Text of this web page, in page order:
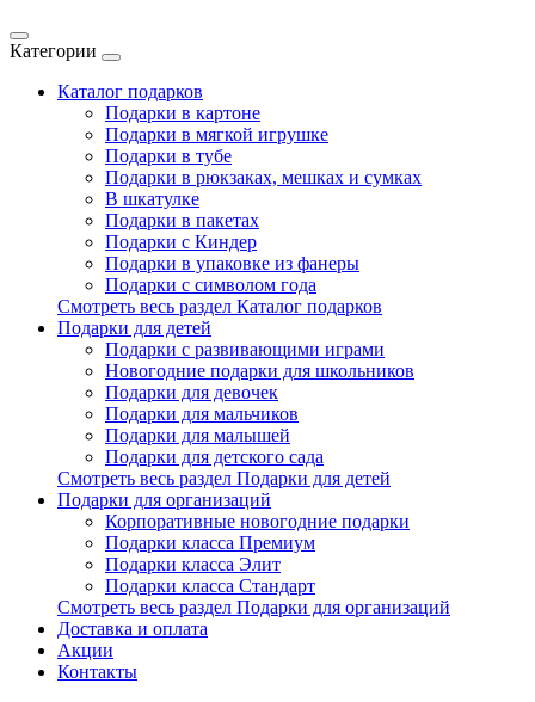
Категории
Каталог подарков
Подарки в картоне
Подарки в мягкой игрушке
Подарки в тубе
Подарки в рюкзаках, мешках и сумках
В шкатулке
Подарки в пакетах
Подарки с Киндер
Подарки в упаковке из фанеры
Подарки с символом года
Смотреть весь раздел Каталог подарков
Подарки для детей
Подарки с развивающими играми
Новогодние подарки для школьников
Подарки для девочек
Подарки для мальчиков
Подарки для малышей
Подарки для детского сада
Смотреть весь раздел Подарки для детей
Подарки для организаций
Корпоративные новогодние подарки
Подарки класса Премиум
Подарки класса Элит
Подарки класса Стандарт
Смотреть весь раздел Подарки для организаций
Доставка и оплата
Акции
Контакты